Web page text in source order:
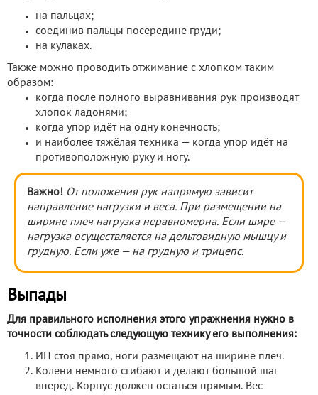
на пальцах;
соединив пальцы посередине груди;
на кулаках.
Также можно проводить отжимание с хлопком таким
образом:
когда после полного выравнивания рук производят
хлопок ладонями;
когда упор идёт на одну конечность;
и наиболее тяжёлая техника — когда упор идёт на
противоположную руку и ногу.
Важно! От положения рук напрямую зависит
направление нагрузки и веса. При размещении на
ширине плеч нагрузка неравномерна. Если шире —
нагрузка осуществляется на дельтовидную мышцу и
грудную. Если уже — на грудную и трицепс.
Выпады
Для правильного исполнения этого упражнения нужно в
точности соблюдать следующую технику его выполнения:
ИП стоя прямо, ноги размещают на ширине плеч.
Колени немного сгибают и делают большой шаг
вперёд. Корпус должен остаться прямым. Вес